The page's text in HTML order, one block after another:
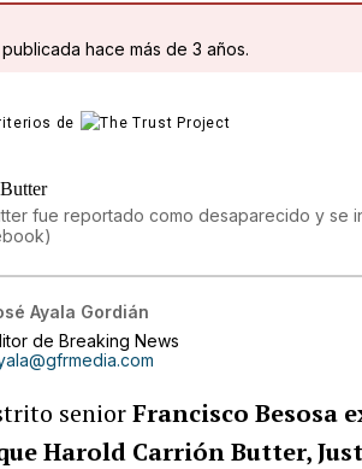
hace más de 3 años.
de
fue reportado como desaparecido y se
)
Ayala Gordián
de Breaking News
seniorFrancisco Besosa
Harold Carrión Butter,